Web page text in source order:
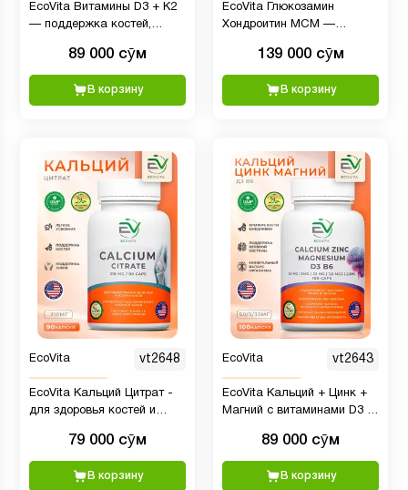
EcoVita Витамины D3 + K2
— поддержка костей,
ME, 50 мкг, 100 капсул
89 000 сӯм
В корзину
EcoVita Глюкозамин
Хондроитин МСМ —
мг, 120 капсул
139 000 сӯм
В корзину
EcoVita vt2648
EcoVita Кальций Цитрат -
для здоровья костей и
79 000 сӯм
В корзину
EcoVita vt2643
EcoVita Кальций + Цинк +
Магний с витаминами D3 и
89 000 сӯм
В корзину